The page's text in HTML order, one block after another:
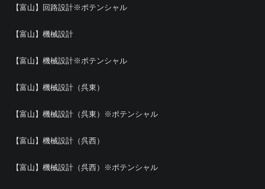
【富山】回路設計※ポテンシャル
【富山】機械設計
【富山】機械設計※ポテンシャル
【富山】機械設計（呉東）
【富山】機械設計（呉東）※ポテンシャル
【富山】機械設計（呉西）
【富山】機械設計（呉西）※ポテンシャル